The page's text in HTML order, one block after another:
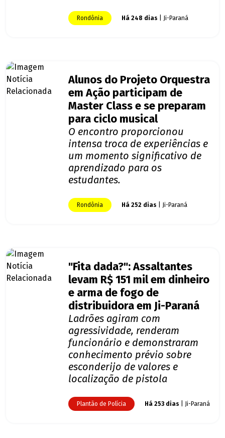
Rondônia Há 248 dias | Ji-Paraná
Alunos do Projeto Orquestra
em Ação participam de
Master Class e se preparam
para ciclo musical
O encontro proporcionou
intensa troca de experiências e
um momento significativo de
aprendizado para os
estudantes.
Rondônia Há 252 dias | Ji-Paraná
"Fita dada?": Assaltantes
levam R$ 151 mil em dinheiro
e arma de fogo de
distribuidora em Ji-Paraná
Ladrões agiram com
agressividade, renderam
funcionário e demonstraram
conhecimento prévio sobre
esconderijo de valores e
localização de pistola
Plantão de Polícia Há 253 dias | Ji-Paraná